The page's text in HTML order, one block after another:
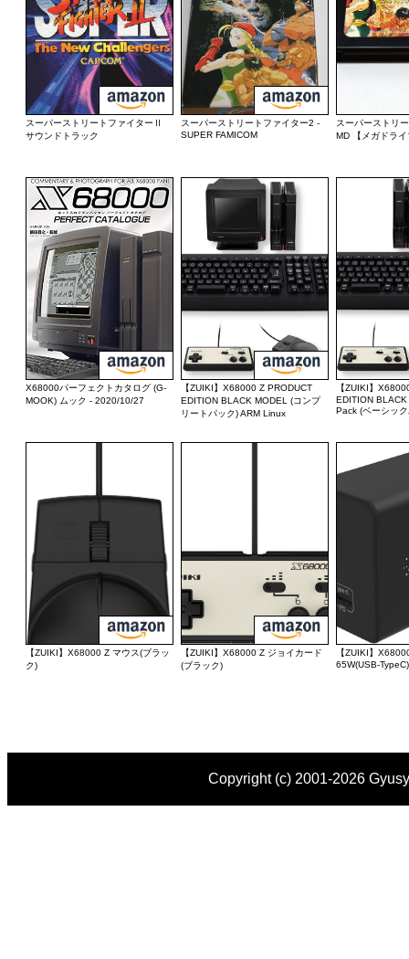
スーパーストリートファイターⅡ
サウンドトラック
スーパーストリートファイター2 -
SUPER FAMICOM
スーパーストリ
MD 【メガドライ
X68000パーフェクトカタログ (G-
MOOK) ムック - 2020/10/27
【ZUIKI】X68000 Z PRODUCT
EDITION BLACK MODEL (コンプ
リートパック) ARM Linux
【ZUIKI】
EDITION
Pack (ベーシッ
【ZUIKI】X68000 Z マウス(ブラッ
ク)
【ZUIKI】X68000 Z ジョイカード
(ブラック)
【ZUIKI】
65W(USB-TypeC)
Copyright (c) 2001-2026